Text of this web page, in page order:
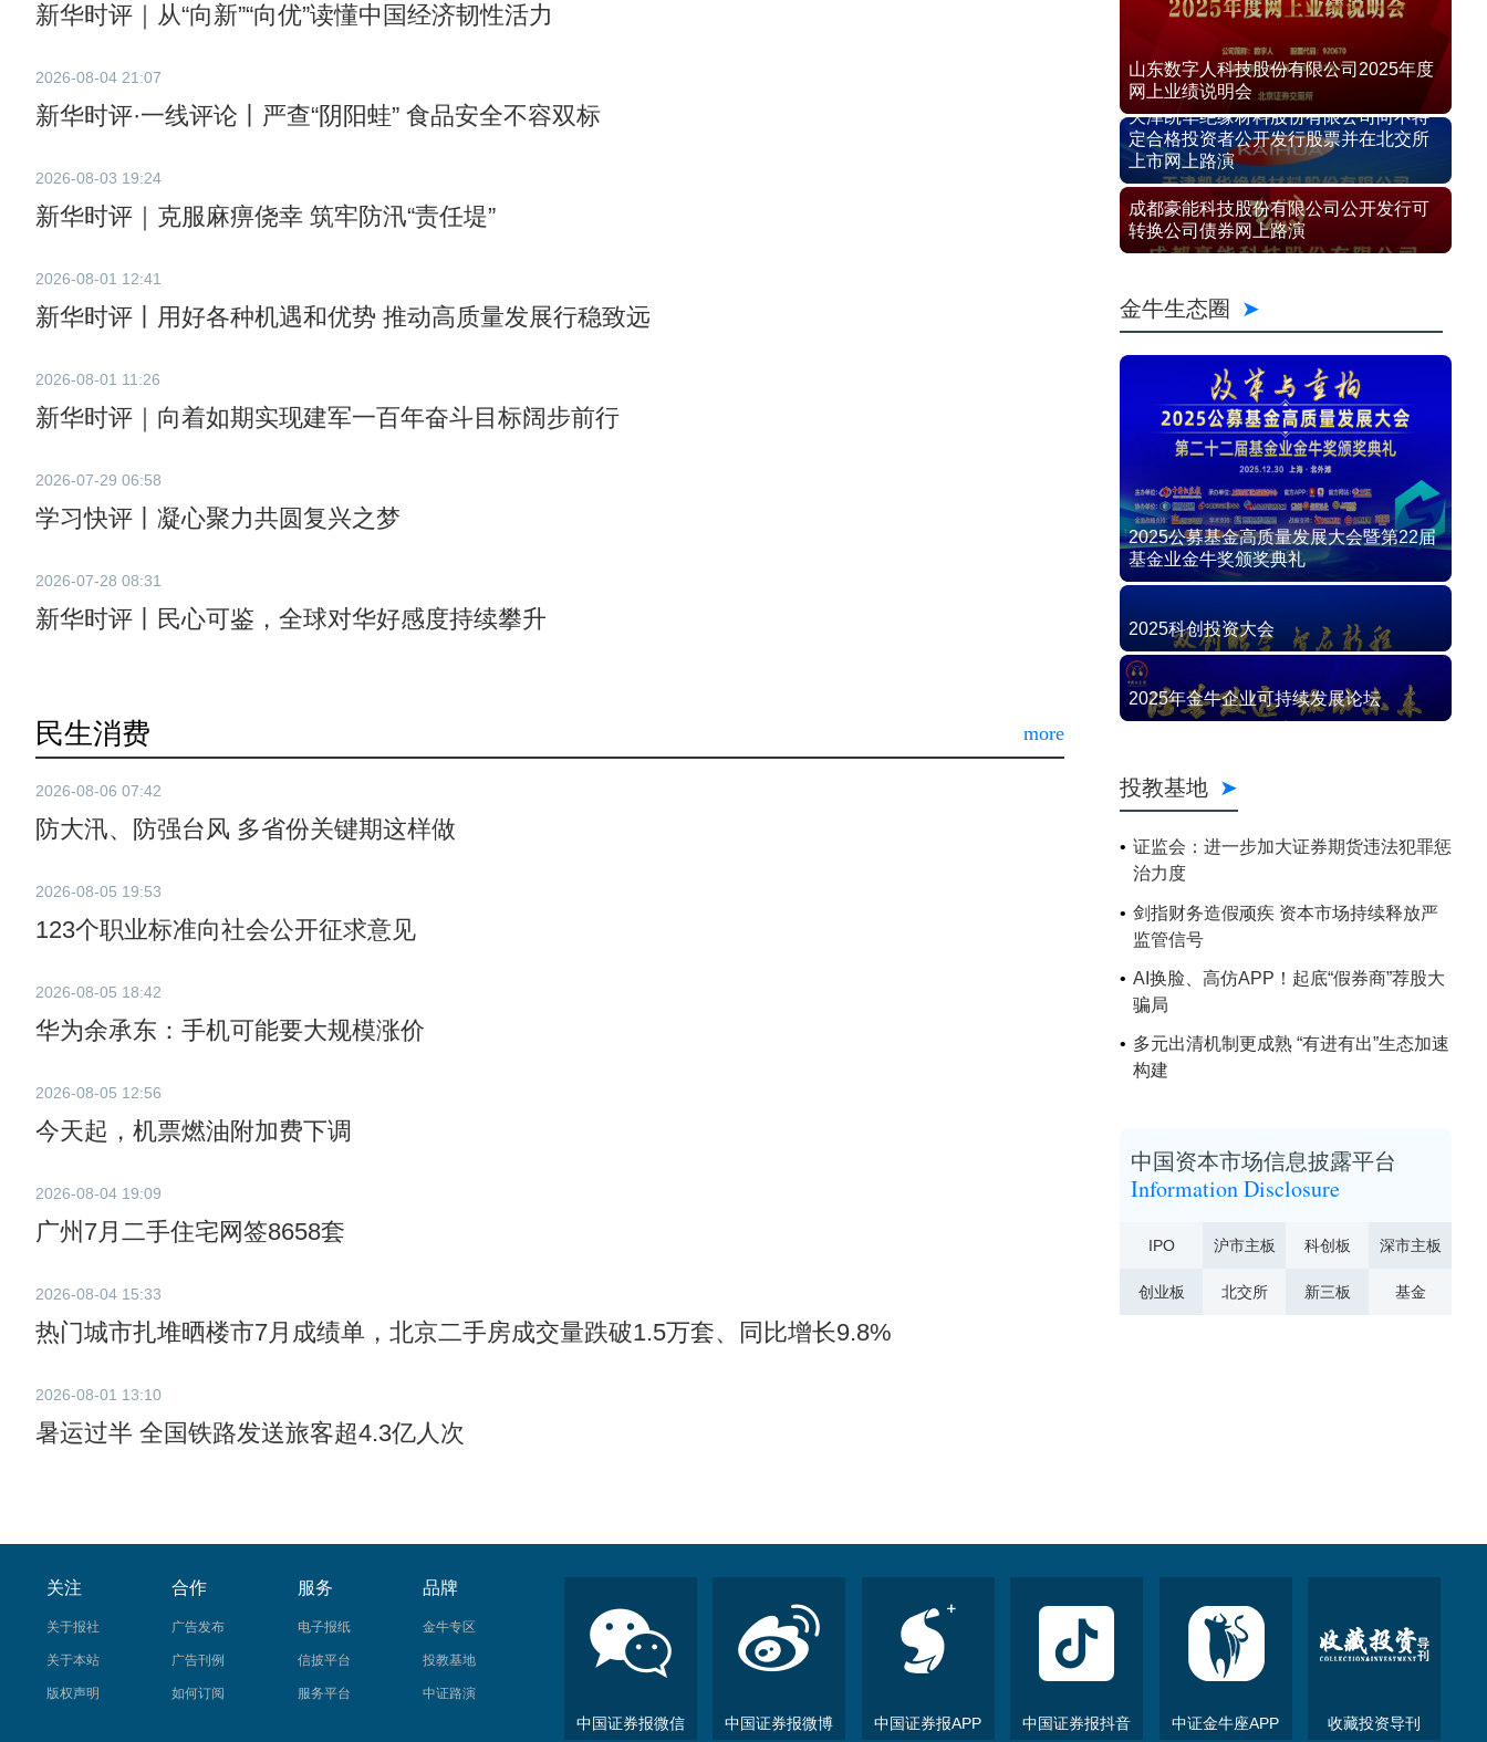
新华时评｜从“向新”“向优”读懂中国经济韧性活力
2026-08-04 21:07
新华时评·一线评论丨严查“阴阳蛙” 食品安全不容双标
2026-08-03 19:24
新华时评｜克服麻痹侥幸 筑牢防汛“责任堤”
2026-08-01 12:41
新华时评丨用好各种机遇和优势 推动高质量发展行稳致远
2026-08-01 11:26
新华时评｜向着如期实现建军一百年奋斗目标阔步前行
2026-07-29 06:58
学习快评丨凝心聚力共圆复兴之梦
2026-07-28 08:31
新华时评丨民心可鉴，全球对华好感度持续攀升
民生消费 more
2026-08-06 07:42
防大汛、防强台风 多省份关键期这样做
2026-08-05 19:53
123个职业标准向社会公开征求意见
2026-08-05 18:42
华为余承东：手机可能要大规模涨价
2026-08-05 12:56
今天起，机票燃油附加费下调
2026-08-04 19:09
广州7月二手住宅网签8658套
2026-08-04 15:33
热门城市扎堆晒楼市7月成绩单，北京二手房成交量跌破1.5万套、同比增长9.8%
2026-08-01 13:10
暑运过半 全国铁路发送旅客超4.3亿人次
山东数字人科技股份有限公司2025年度
网上业绩说明会
天津凯华绝缘材料股份有限公司向不特
定合格投资者公开发行股票并在北交所
上市网上路演
成都豪能科技股份有限公司公开发行可
转换公司债券网上路演
金牛生态圈
2025公募基金高质量发展大会暨第22届
基金业金牛奖颁奖典礼
2025科创投资大会
2025年金牛企业可持续发展论坛
投教基地
证监会：进一步加大证券期货违法犯罪惩
治力度
剑指财务造假顽疾 资本市场持续释放严
监管信号
AI换脸、高仿APP！起底“假券商”荐股大
骗局
多元出清机制更成熟 “有进有出”生态加速
构建
中国资本市场信息披露平台
Information Disclosure
IPO 沪市主板 科创板 深市主板
创业板 北交所 新三板 基金